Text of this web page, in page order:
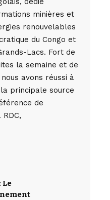
minières et
renouvelables
du Congo et
Lacs. Fort de
la semaine et de
avons réussi à
principale source
de
Le